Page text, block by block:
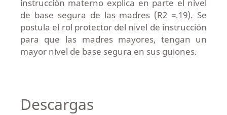
instrucción materno explica en parte el nivel
de base segura de las madres (R2 =.19). Se
postula el rol protector del nivel de instrucción
para que las madres mayores, tengan un
mayor nivel de base segura en sus guiones.
Descargas